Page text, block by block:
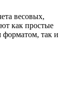
весовых,
как простые
форматом, так и